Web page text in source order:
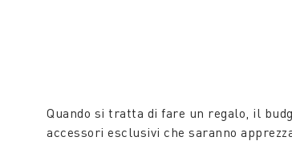
Quando si tratta di fare un regalo, il
accessori esclusivi che saranno